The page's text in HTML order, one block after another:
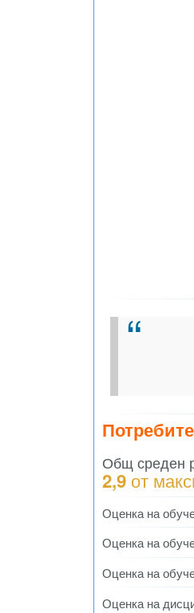
Общ среден
2,9 от
Оценка на
Оценка на
Оценка на
Оценка на